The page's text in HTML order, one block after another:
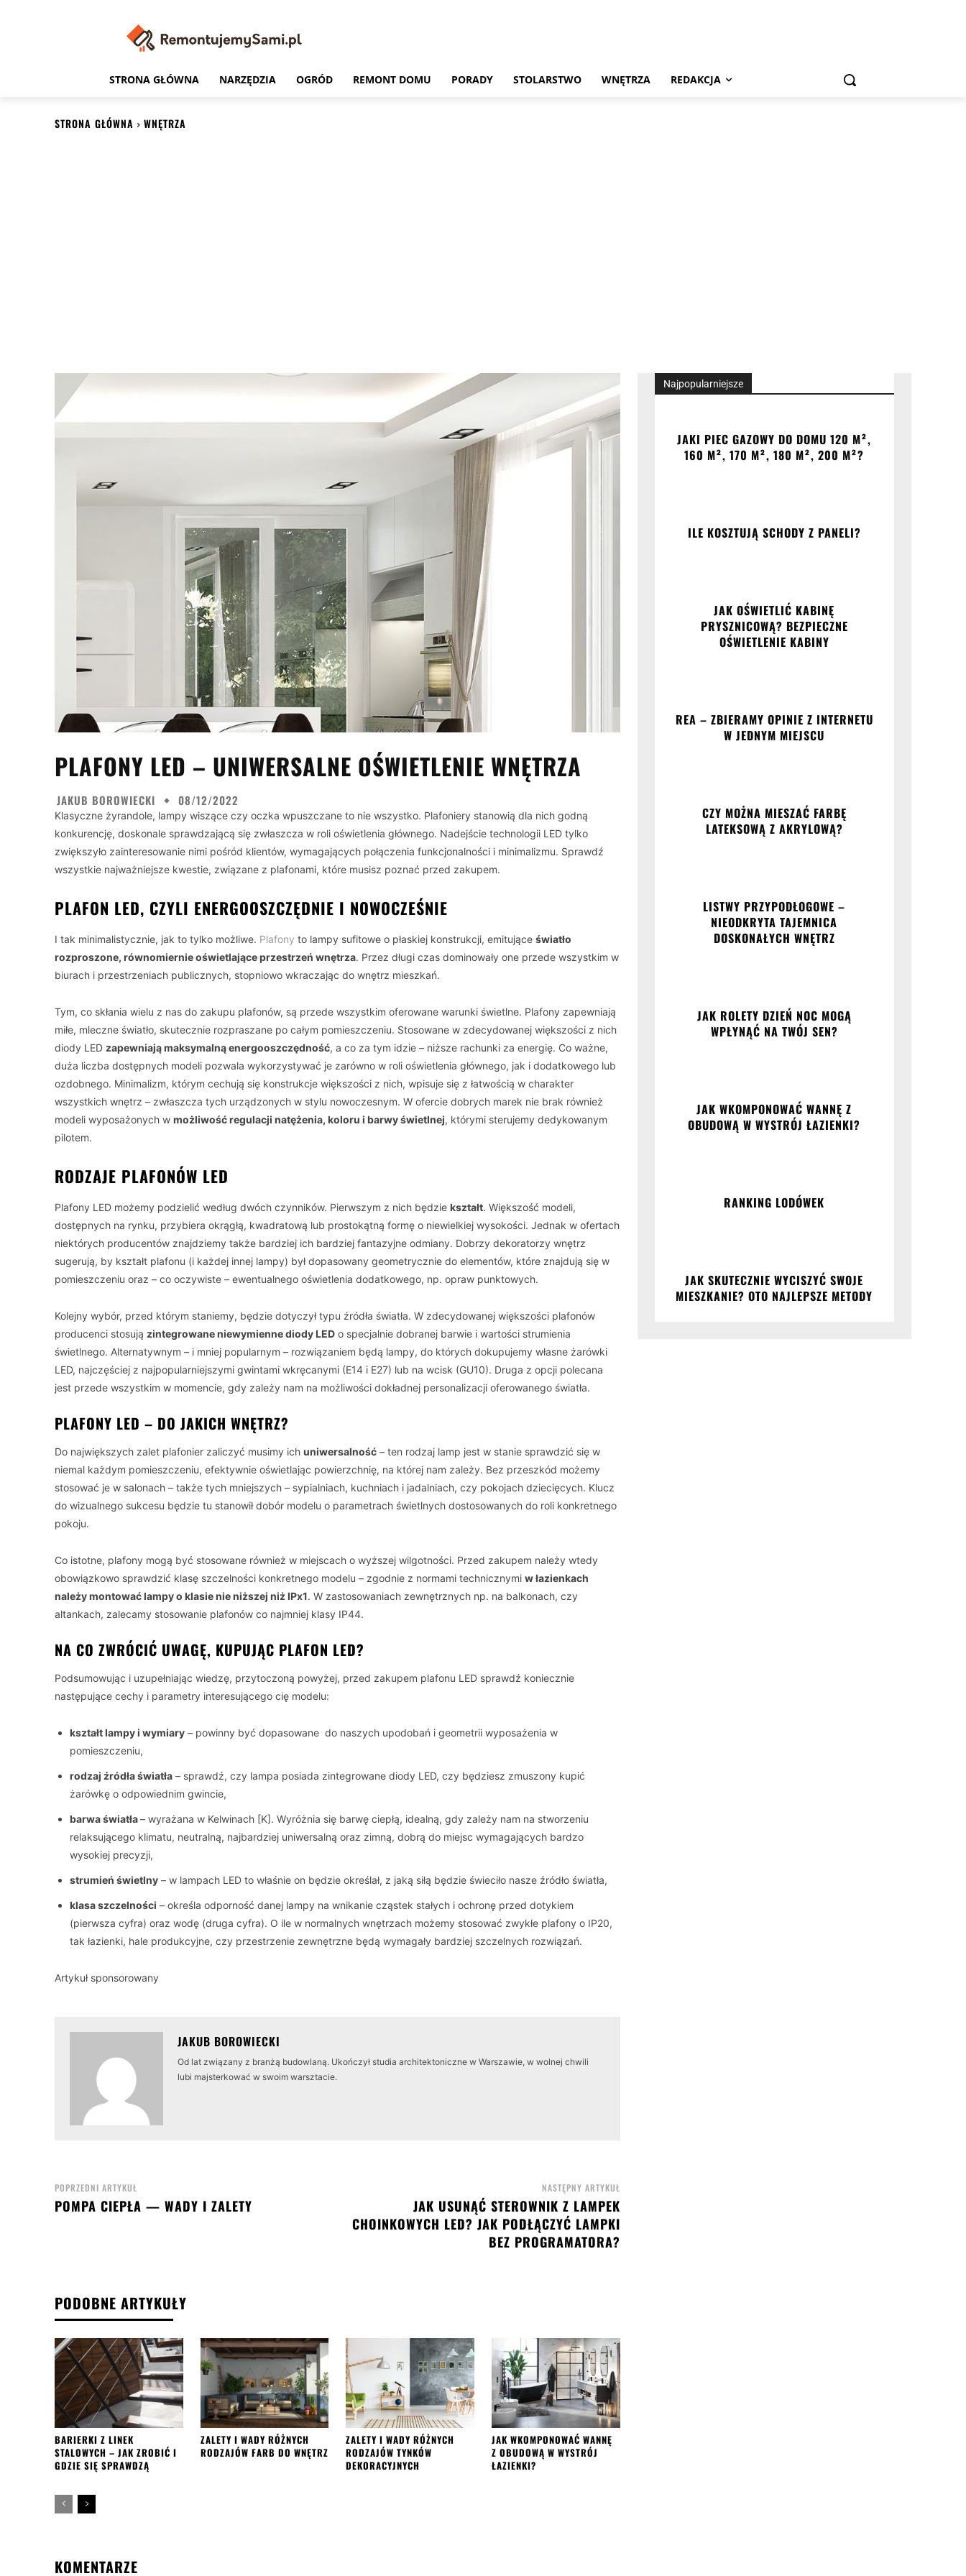
STRONA GŁÓWNA NARZĘDZIA OGRÓD REMONT DOMU PORADY STOLARSTWO WNĘTRZA REDAKCJA
STRONA GŁÓWNA WNĘTRZA
PLAFONY LED – UNIWERSALNE OŚWIETLENIE WNĘTRZA
JAKUB BOROWIECKI 08/12/2022
Klasyczne żyrandole, lampy wiszące czy oczka wpuszczane to nie wszystko. Plafoniery stanowią dla nich godną
konkurencję, doskonale sprawdzającą się zwłaszcza w roli oświetlenia głównego. Nadejście technologii LED tylko
zwiększyło zainteresowanie nimi pośród klientów, wymagających połączenia funkcjonalności i minimalizmu. Sprawdź
wszystkie najważniejsze kwestie, związane z plafonami, które musisz poznać przed zakupem.
PLAFON LED, CZYLI ENERGOOSZCZĘDNIE I NOWOCZEŚNIE
I tak minimalistycznie, jak to tylko możliwe. Plafony to lampy sufitowe o płaskiej konstrukcji, emitujące światło
rozproszone, równomiernie oświetlające przestrzeń wnętrza. Przez długi czas dominowały one przede wszystkim w
biurach i przestrzeniach publicznych, stopniowo wkraczając do wnętrz mieszkań.
Tym, co skłania wielu z nas do zakupu plafonów, są przede wszystkim oferowane warunki świetlne. Plafony zapewniają
miłe, mleczne światło, skutecznie rozpraszane po całym pomieszczeniu. Stosowane w zdecydowanej większości z nich
diody LED zapewniają maksymalną energooszczędność, a co za tym idzie – niższe rachunki za energię. Co ważne,
duża liczba dostępnych modeli pozwala wykorzystywać je zarówno w roli oświetlenia głównego, jak i dodatkowego lub
ozdobnego. Minimalizm, którym cechują się konstrukcje większości z nich, wpisuje się z łatwością w charakter
wszystkich wnętrz – zwłaszcza tych urządzonych w stylu nowoczesnym. W ofercie dobrych marek nie brak również
modeli wyposażonych w możliwość regulacji natężenia, koloru i barwy świetlnej, którymi sterujemy dedykowanym
pilotem.
RODZAJE PLAFONÓW LED
Plafony LED możemy podzielić według dwóch czynników. Pierwszym z nich będzie kształt. Większość modeli,
dostępnych na rynku, przybiera okrągłą, kwadratową lub prostokątną formę o niewielkiej wysokości. Jednak w ofertach
niektórych producentów znajdziemy także bardziej ich bardziej fantazyjne odmiany. Dobrzy dekoratorzy wnętrz
sugerują, by kształt plafonu (i każdej innej lampy) był dopasowany geometrycznie do elementów, które znajdują się w
pomieszczeniu oraz – co oczywiste – ewentualnego oświetlenia dodatkowego, np. opraw punktowych.
Kolejny wybór, przed którym staniemy, będzie dotyczył typu źródła światła. W zdecydowanej większości plafonów
producenci stosują zintegrowane niewymienne diody LED o specjalnie dobranej barwie i wartości strumienia
świetlnego. Alternatywnym – i mniej popularnym – rozwiązaniem będą lampy, do których dokupujemy własne żarówki
LED, najczęściej z najpopularniejszymi gwintami wkręcanymi (E14 i E27) lub na wcisk (GU10). Druga z opcji polecana
jest przede wszystkim w momencie, gdy zależy nam na możliwości dokładnej personalizacji oferowanego światła.
PLAFONY LED – DO JAKICH WNĘTRZ?
Do największych zalet plafonier zaliczyć musimy ich uniwersalność – ten rodzaj lamp jest w stanie sprawdzić się w
niemal każdym pomieszczeniu, efektywnie oświetlając powierzchnię, na której nam zależy. Bez przeszkód możemy
stosować je w salonach – także tych mniejszych – sypialniach, kuchniach i jadalniach, czy pokojach dziecięcych. Klucz
do wizualnego sukcesu będzie tu stanowił dobór modelu o parametrach świetlnych dostosowanych do roli konkretnego
pokoju.
Co istotne, plafony mogą być stosowane również w miejscach o wyższej wilgotności. Przed zakupem należy wtedy
obowiązkowo sprawdzić klasę szczelności konkretnego modelu – zgodnie z normami technicznymi w łazienkach
należy montować lampy o klasie nie niższej niż IPx1. W zastosowaniach zewnętrznych np. na balkonach, czy
altankach, zalecamy stosowanie plafonów co najmniej klasy IP44.
NA CO ZWRÓCIĆ UWAGĘ, KUPUJĄC PLAFON LED?
Podsumowując i uzupełniając wiedzę, przytoczoną powyżej, przed zakupem plafonu LED sprawdź koniecznie
następujące cechy i parametry interesującego cię modelu:
kształt lampy i wymiary – powinny być dopasowane do naszych upodobań i geometrii wyposażenia w
pomieszczeniu,
rodzaj źródła światła – sprawdź, czy lampa posiada zintegrowane diody LED, czy będziesz zmuszony kupić
żarówkę o odpowiednim gwincie,
barwa światła– wyrażana w Kelwinach [K]. Wyróżnia się barwę ciepłą, idealną, gdy zależy nam na stworzeniu
relaksującego klimatu, neutralną, najbardziej uniwersalną oraz zimną, dobrą do miejsc wymagających bardzo
wysokiej precyzji,
strumień świetlny – w lampach LED to właśnie on będzie określał, z jaką siłą będzie świeciło nasze źródło światła,
klasa szczelności – określa odporność danej lampy na wnikanie cząstek stałych i ochronę przed dotykiem
(pierwsza cyfra) oraz wodę (druga cyfra). O ile w normalnych wnętrzach możemy stosować zwykłe plafony o IP20,
tak łazienki, hale produkcyjne, czy przestrzenie zewnętrzne będą wymagały bardziej szczelnych rozwiązań.
Artykuł sponsorowany
JAKUB BOROWIECKI
Od lat związany z branżą budowlaną. Ukończył studia architektoniczne w Warszawie, w wolnej chwili
lubi majsterkować w swoim warsztacie.
POPRZEDNI ARTYKUŁ
POMPA CIEPŁA — WADY I ZALETY
NASTĘPNY ARTYKUŁ
JAK USUNĄĆ STEROWNIK Z LAMPEK
CHOINKOWYCH LED? JAK PODŁĄCZYĆ LAMPKI
BEZ PROGRAMATORA?
PODOBNE ARTYKUŁY
BARIERKI Z LINEK
STALOWYCH – JAK ZROBIĆ I
GDZIE SIĘ SPRAWDZĄ
ZALETY I WADY RÓŻNYCH
RODZAJÓW FARB DO WNĘTRZ
ZALETY I WADY RÓŻNYCH
RODZAJÓW TYNKÓW
DEKORACYJNYCH
JAK WKOMPONOWAĆ WANNĘ
Z OBUDOWĄ W WYSTRÓJ
ŁAZIENKI?
KOMENTARZE
Najpopularniejsze
JAKI PIEC GAZOWY DO DOMU 120 M²,
160 M², 170 M², 180 M², 200 M²?
ILE KOSZTUJĄ SCHODY Z PANELI?
JAK OŚWIETLIĆ KABINĘ
PRYSZNICOWĄ? BEZPIECZNE
OŚWIETLENIE KABINY
REA – ZBIERAMY OPINIE Z INTERNETU
W JEDNYM MIEJSCU
CZY MOŻNA MIESZAĆ FARBĘ
LATEKSOWĄ Z AKRYLOWĄ?
LISTWY PRZYPODŁOGOWE –
NIEODKRYTA TAJEMNICA
DOSKONAŁYCH WNĘTRZ
JAK ROLETY DZIEŃ NOC MOGĄ
WPŁYNĄĆ NA TWÓJ SEN?
JAK WKOMPONOWAĆ WANNĘ Z
OBUDOWĄ W WYSTRÓJ ŁAZIENKI?
RANKING LODÓWEK
JAK SKUTECZNIE WYCISZYĆ SWOJE
MIESZKANIE? OTO NAJLEPSZE METODY